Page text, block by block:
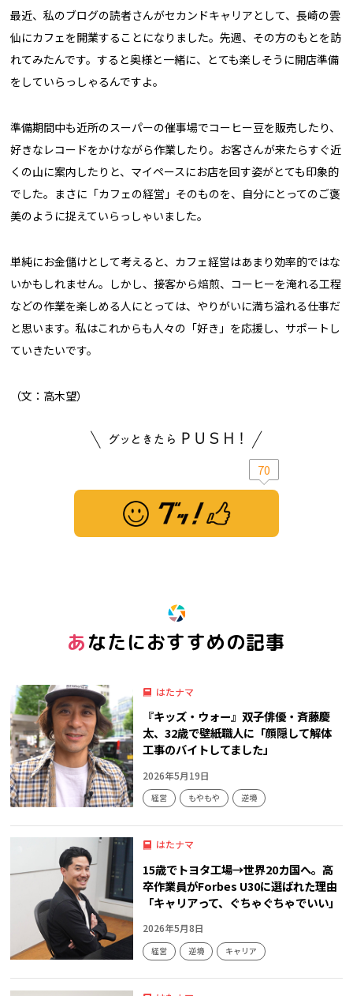
最近、私のブログの読者さんがセカンドキャリアとして、長崎の雲
仙にカフェを開業することになりました。先週、その方のもとを訪
れてみたんです。すると奥様と一緒に、とても楽しそうに開店準備
をしていらっしゃるんですよ。
準備期間中も近所のスーパーの催事場でコーヒー豆を販売したり、
好きなレコードをかけながら作業したり。お客さんが来たらすぐ近
くの山に案内したりと、マイペースにお店を回す姿がとても印象的
でした。まさに「カフェの経営」そのものを、自分にとってのご褒
美のように捉えていらっしゃいました。
単純にお金儲けとして考えると、カフェ経営はあまり効率的ではな
いかもしれません。しかし、接客から焙煎、コーヒーを淹れる工程
などの作業を楽しめる人にとっては、やりがいに満ち溢れる仕事だ
と思います。私はこれからも人々の「好き」を応援し、サポートし
ていきたいです。
（文：高木望）
70
あなたにおすすめの記事
はたナマ
『キッズ・ウォー』双子俳優・斉藤慶
太、32歳で壁紙職人に「顔隠して解体
工事のバイトしてました」
2026年5月19日
経営 もやもや 逆境
はたナマ
15歳でトヨタ工場→世界20カ国へ。高
卒作業員がForbes U30に選ばれた理由
「キャリアって、ぐちゃぐちゃでいい」
2026年5月8日
経営 逆境 キャリア